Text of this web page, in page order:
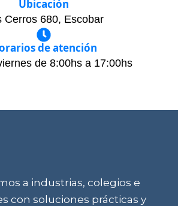
Ubicación
Cerros 680, Escobar
de atención
de 8:00hs a 17:00hs
a industrias, colegios e
con soluciones prácticas y